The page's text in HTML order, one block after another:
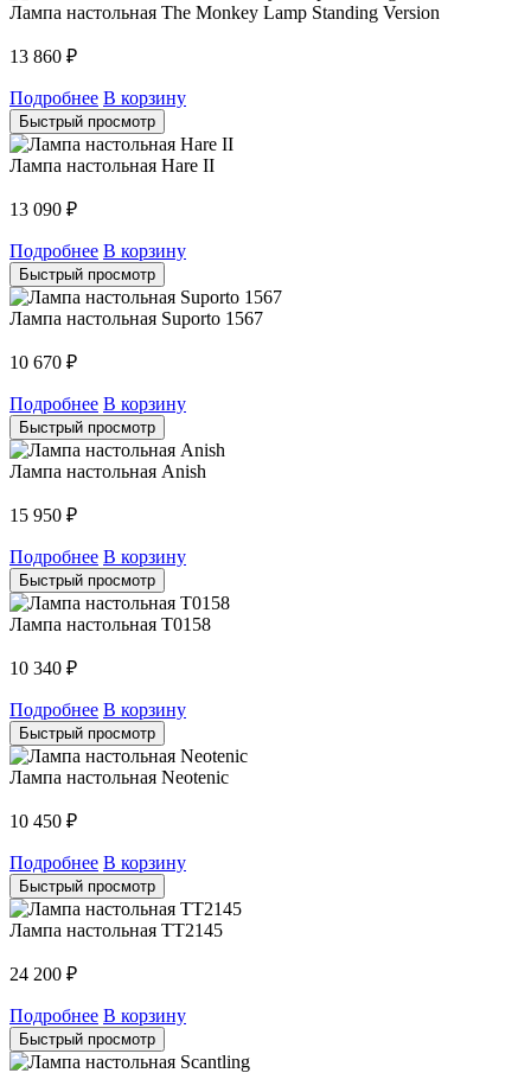
Лампа настольная The Monkey Lamp Standing Version
13 860 ₽
Подробнее В корзину
Быстрый просмотр
Лампа настольная Hare II
13 090 ₽
Подробнее В корзину
Быстрый просмотр
Лампа настольная Suporto 1567
10 670 ₽
Подробнее В корзину
Быстрый просмотр
Лампа настольная Anish
15 950 ₽
Подробнее В корзину
Быстрый просмотр
Лампа настольная T0158
10 340 ₽
Подробнее В корзину
Быстрый просмотр
Лампа настольная Neotenic
10 450 ₽
Подробнее В корзину
Быстрый просмотр
Лампа настольная TT2145
24 200 ₽
Подробнее В корзину
Быстрый просмотр